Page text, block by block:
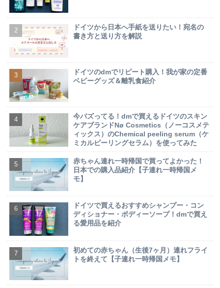
ドイツから日本へ手紙を送りたい！宛名の
書き方と送り方を解説
ドイツのdmでリピート購入！我が家の定番
ベビーグッズ＆離乳食紹介
今バズってる！dmで買えるドイツのスキン
ケアブランドNø Cosmetics（ノーコスメテ
ィックス）のChemical peeling serum（ケ
ミカルピーリングセラム）を使ってみた
赤ちゃん連れ一時帰国で買ってよかった！
日本での購入品紹介【子連れ一時帰国メ
モ】
ドイツで買えるおすすめシャンプー・コン
ディショナー・ボディーソープ！dmで買え
る愛用品を紹介
初めての赤ちゃん（生後7ヶ月）連れフライ
トを終えて【子連れ一時帰国メモ】